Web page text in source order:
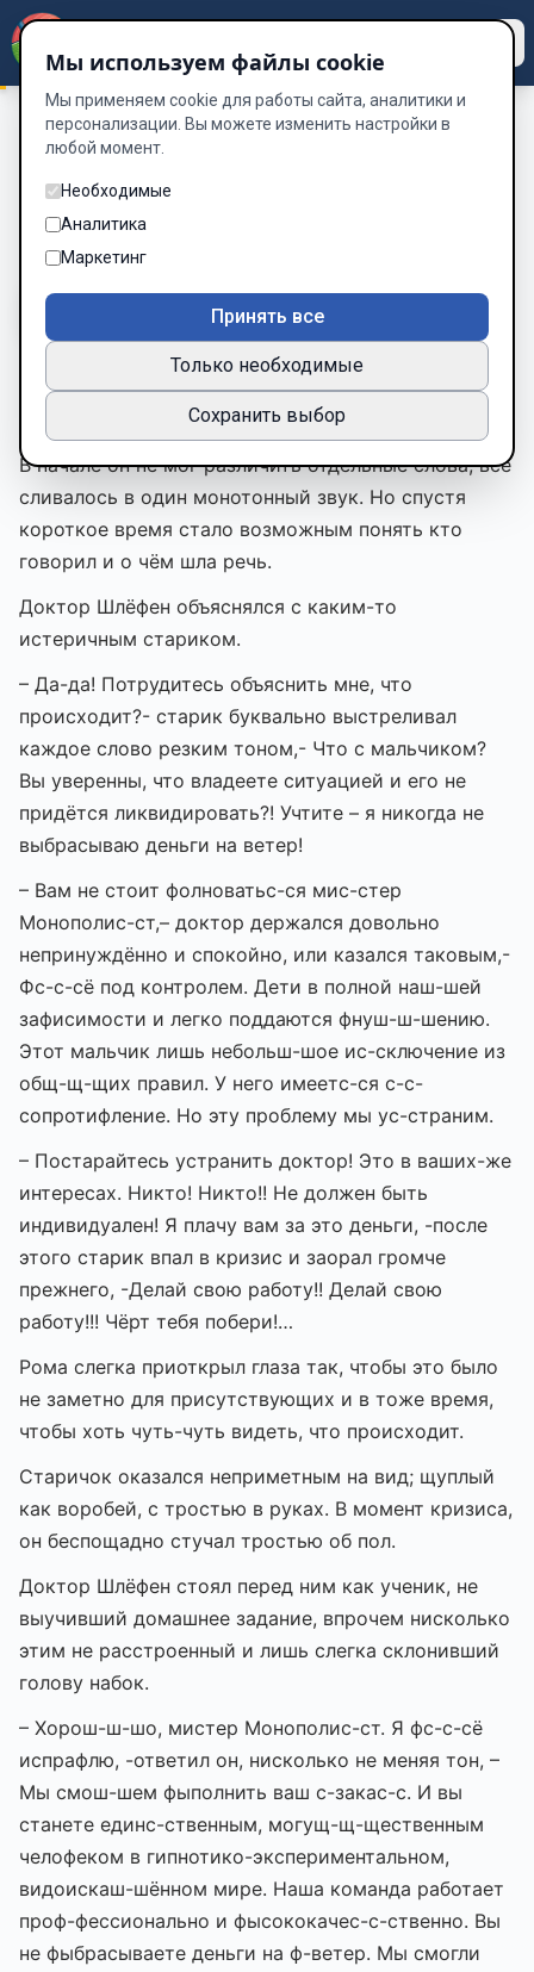
Экспериментаторы
Глава 4
Глава 4 из 20
Шрифт
Сквозь шум, в голове мальчика звучали голоса.
В начале он не мог различить отдельные слова, всё
сливалось в один монотонный звук. Но спустя
короткое время стало возможным понять кто
говорил и о чём шла речь.
Доктор Шлёфен объяснялся с каким-то
истеричным стариком.
– Да-да! Потрудитесь объяснить мне, что
происходит?- старик буквально выстреливал
каждое слово резким тоном,- Что с мальчиком?
Вы уверенны, что владеете ситуацией и его не
придётся ликвидировать?! Учтите – я никогда не
выбрасываю деньги на ветер!
– Вам не стоит фолноватьс-ся мис-стер
Монополис-ст,– доктор держался довольно
непринуждённо и спокойно, или казался таковым,-
Фс-с-сё под контролем. Дети в полной наш-шей
зафисимости и легко поддаются фнуш-ш-шению.
Этот мальчик лишь небольш-шое ис-сключение из
общ-щ-щих правил. У него имеетс-ся с-с-
сопротифление. Но эту проблему мы ус-страним.
– Постарайтесь устранить доктор! Это в ваших-же
интересах. Никто! Никто!! Не должен быть
индивидуален! Я плачу вам за это деньги, -после
этого старик впал в кризис и заорал громче
прежнего, -Делай свою работу!! Делай свою
работу!!! Чёрт тебя побери!…
Рома слегка приоткрыл глаза так, чтобы это было
не заметно для присутствующих и в тоже время,
чтобы хоть чуть-чуть видеть, что происходит.
Старичок оказался неприметным на вид; щуплый
как воробей, с тростью в руках. В момент кризиса,
он беспощадно стучал тростью об пол.
Доктор Шлёфен стоял перед ним как ученик, не
выучивший домашнее задание, впрочем нисколько
этим не расстроенный и лишь слегка склонивший
голову набок.
– Хорош-ш-шо, мистер Монополис-ст. Я фс-с-сё
испрафлю, -ответил он, нисколько не меняя тон, –
Мы смош-шем фыполнить ваш с-закас-с. И вы
станете единс-ственным, могущ-щ-щественным
челофеком в гипнотико-экспериментальном,
видоискаш-шённом мире. Наша команда работает
проф-фессионально и фысококачес-с-ственно. Вы
не фыбрасываете деньги на ф-ветер. Мы смогли
Мы используем файлы cookie
Мы применяем cookie для работы сайта, аналитики и
персонализации. Вы можете изменить настройки в
любой момент.
Необходимые
Аналитика
Маркетинг
Принять все
Только необходимые
Сохранить выбор